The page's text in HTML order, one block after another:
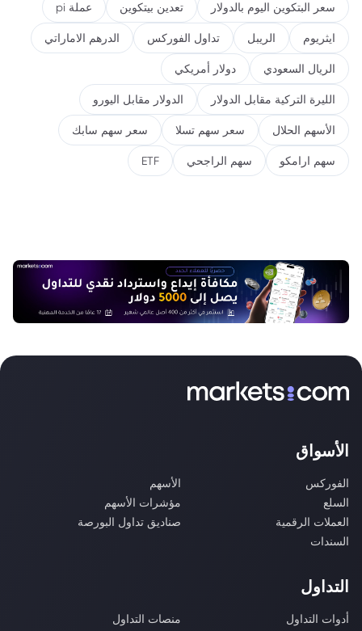
سعر البتكوين اليوم بالدولار تعدين بيتكوين عملة pi
ايثريوم الريبل تداول الفوركس الدرهم الاماراتي
الريال السعودي دولار أمريكي
الليرة التركية مقابل الدولار الدولار مقابل اليورو
الأسهم الحلال سعر سهم تسلا سعر سهم سابك
سهم ارامكو سهم الراجحي ETF
الأسواق
الفوركس
الأسهم
السلع
مؤشرات الأسهم
العملات الرقمية
صناديق تداول البورصة
السندات
التداول
أدوات التداول
منصات التداول